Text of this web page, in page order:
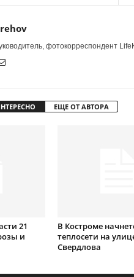
фотокорреспондент
ЕЩЕ ОТ АВТОРА
21
и
В Костроме
теплосети на
Свердлова